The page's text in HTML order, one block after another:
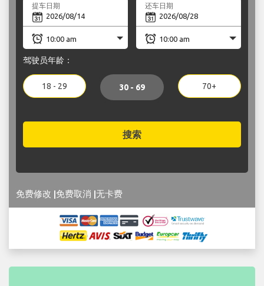
提车日期 还车日期
驾驶员年龄：
18 - 29 30 - 69 70+
搜索
免费修改 |免费取消 |无卡费